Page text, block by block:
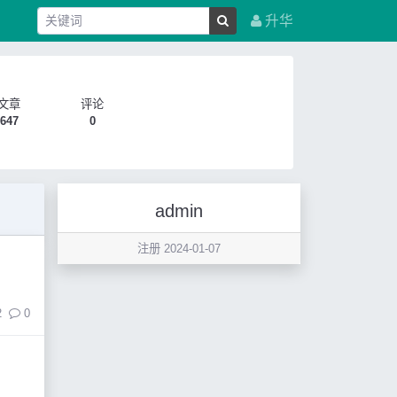
升华
章
647
评论
0
0
admin
注册 2024-01-07